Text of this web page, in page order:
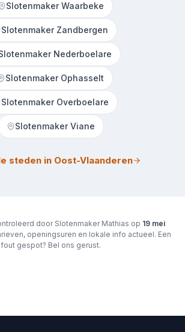
Slotenmaker Waarbeke
Slotenmaker Zandbergen
Nederboelare
Slotenmaker Ophasselt
Slotenmaker Overboelare
Slotenmaker Viane
steden in Oost-Vlaanderen
door Slotenmaker Mathias op 19 mei
openingsuren en lokale info actueel. Een
fout gespot? Bel ons gerust.